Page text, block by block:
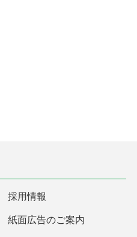
採用情報
紙面広告のご案内